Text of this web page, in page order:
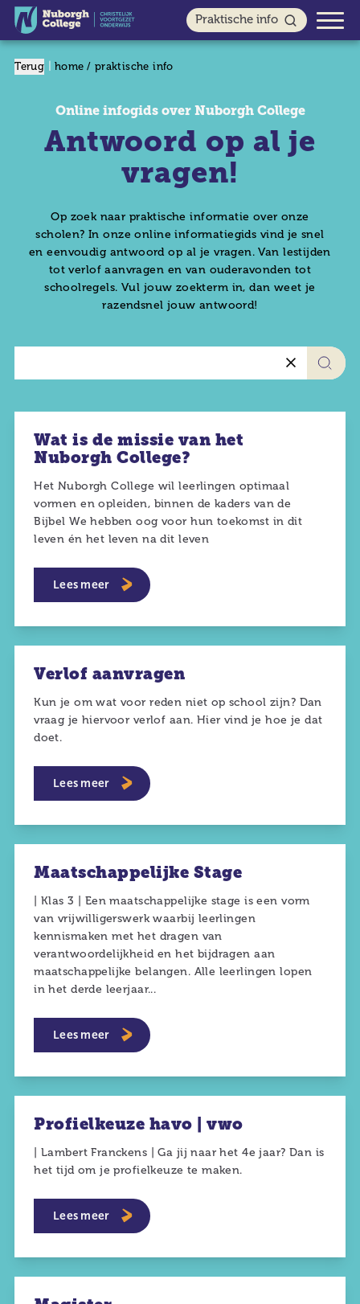
Praktische info
Terug home / praktische info
Online infogids over Nuborgh College
Antwoord op al je
vragen!
Op zoek naar praktische informatie over onze
scholen? In onze online informatiegids vind je snel
en eenvoudig antwoord op al je vragen. Van lestijden
tot verlof aanvragen en van ouderavonden tot
schoolregels. Vul jouw zoekterm in, dan weet je
razendsnel jouw antwoord!
Wat is de missie van het
Nuborgh College?
Het Nuborgh College wil leerlingen optimaal
vormen en opleiden, binnen de kaders van de
Bijbel We hebben oog voor hun toekomst in dit
leven én het leven na dit leven
Lees meer
Verlof aanvragen
Kun je om wat voor reden niet op school zijn? Dan
vraag je hiervoor verlof aan. Hier vind je hoe je dat
doet.
Lees meer
Maatschappelijke Stage
| Klas 3 | Een maatschappelijke stage is een vorm
van vrijwilligerswerk waarbij leerlingen
kennismaken met het dragen van
verantwoordelijkheid en het bijdragen aan
maatschappelijke belangen. Alle leerlingen lopen
in het derde leerjaar...
Lees meer
Profielkeuze havo | vwo
| Lambert Franckens | Ga jij naar het 4e jaar? Dan is
het tijd om je profielkeuze te maken.
Lees meer
Lambert
Junior
Daarom
Werken